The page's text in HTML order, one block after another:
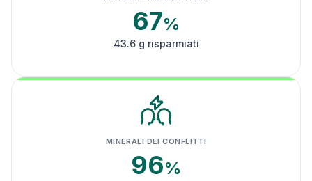
67%
43.6 g risparmiati
MINERALI DEI CONFLITTI
96%